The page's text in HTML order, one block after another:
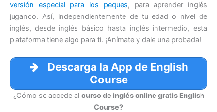
versión especial para los peques, para aprender inglés
jugando. Así, independientemente de tu edad o nivel de
inglés, desde inglés básico hasta inglés intermedio, esta
plataforma tiene algo para ti. ¡Anímate y dale una probada!
Descarga la App de English
Course
¿Cómo se accede al curso de inglés online gratis English
Course?